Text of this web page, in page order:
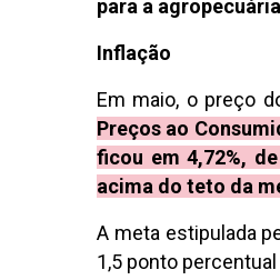
para a
Inflação
Em maio, o preço
Preços ao
ficou em 4,72%,
acima do teto da
A meta estipulada
1,5 ponto percentual